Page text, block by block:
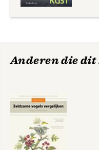
Anderen die dit